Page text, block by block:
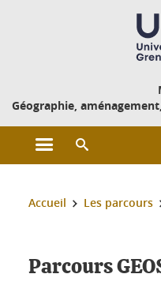
Géographie,
Ouvrir le menu principal
Vous êtes ici :
Accueil Les parcours
Parcours